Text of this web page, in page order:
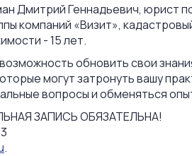
Дмитрий Геннадьевич, юрист
компаний «Визит»,
- 15 лет.
обновить свои
могут затронуть вашу
вопросы и обменяться
ЗАПИСЬ ОБЯЗАТЕЛЬНА!
.